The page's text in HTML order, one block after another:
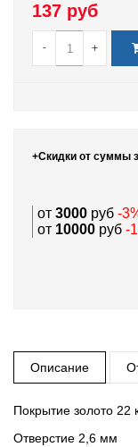
137 руб
- +
+Скидки от суммы
от 3000 руб -
от 10000 руб -
Описание
Покрытие золото 22
Отверстие 2,6 мм